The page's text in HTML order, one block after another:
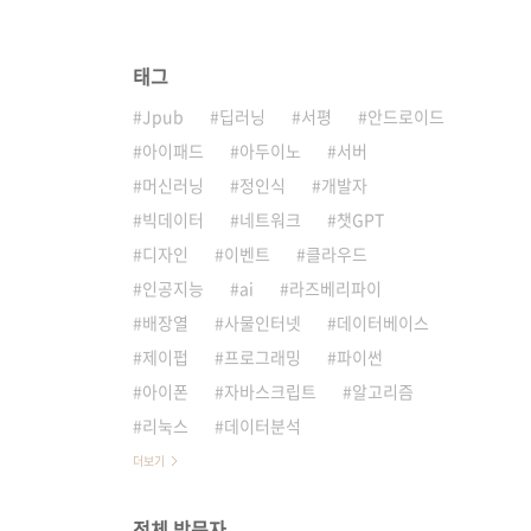
태그
Jpub 딥러닝 서평
안드로이드
아이패드
아두이노
서버
머신러닝
정인식
개발자
빅데이터
네트워크
챗GPT
디자인
이벤트
클라우드
인공지능
ai
라즈베리파이
배장열
사물인터넷
데이터베이스
제이펍
프로그래밍
파이썬
아이폰
자바스크립트
알고리즘
리눅스
데이터분석
더보기